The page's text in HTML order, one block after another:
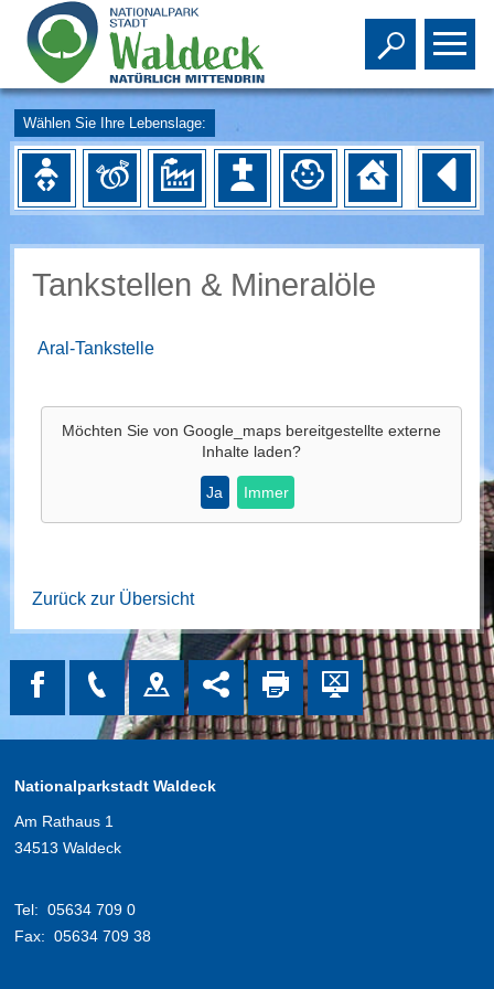
Toggle
Wählen Sie Ihre Lebenslage:
Tankstellen & Mineralöle
Aral-Tankstelle
Möchten Sie von Google_mapsbereitgestellte externe
Inhalte laden?
Ja Immer
Zurück zur Übersicht
Nationalparkstadt Waldeck
Am Rathaus 1
34513 Waldeck
Tel: 05634 709 0
Fax: 05634 709 38